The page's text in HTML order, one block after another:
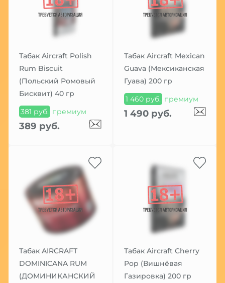
Табак Aircraft Polish
Rum Biscuit
(Польский Ромовый
Бисквит) 40 гр
381 руб. премиум
389 руб.
Табак Aircraft Mexican
Guava (Мексиканская
Гуава) 200 гр
1 460 руб. премиум
1 490 руб.
Табак AIRCRAFT
DOMINICANA RUM
(ДОМИНИКАНСКИЙ
Табак Aircraft Cherry
Pop (Вишнёвая
Газировка) 200 гр